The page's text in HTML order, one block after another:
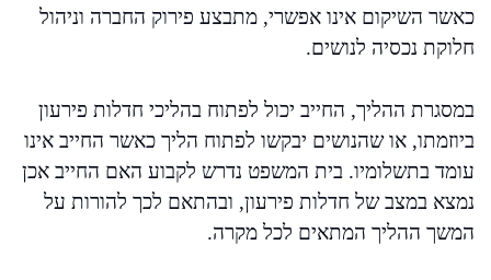
כאשר השיקום אינו אפשרי, מתבצע פירוק החברה וניהול
חלוקת נכסיה לנושים.
במסגרת ההליך, החייב יכול לפתוח בהליכי חדלות פירעון
ביוזמתו, או שהנושים יבקשו לפתוח הליך כאשר החייב אינו
עומד בתשלומיו. בית המשפט נדרש לקבוע האם החייב אכן
נמצא במצב של חדלות פירעון, ובהתאם לכך להורות על
המשך ההליך המתאים לכל מקרה.